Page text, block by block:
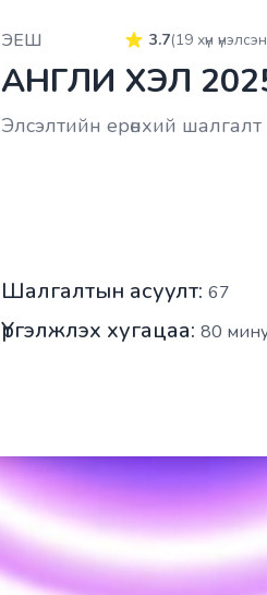
ЭЕШ 3.7(19хүн
АНГЛИ ХЭЛ
Элсэлтийн ерөнхий шалгалт
Шалгалтын асуулт: 67
Үргэлжлэх хугацаа: 80